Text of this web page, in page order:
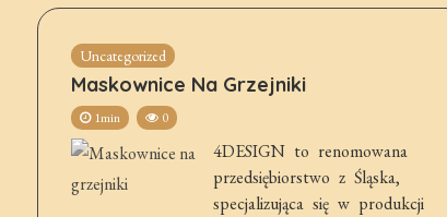
Uncategorized
Maskownice Na Grzejniki
1min 0
4DESIGN to renomowana
przedsiębiorstwo z Śląska,
specjalizująca się w produkcji